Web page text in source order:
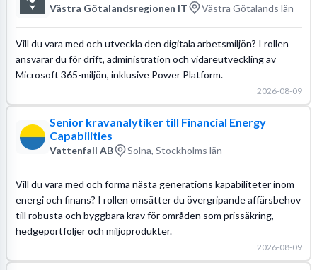
Västra Götalandsregionen IT Västra Götalands län
Vill du vara med och utveckla den digitala arbetsmiljön? I rollen
ansvarar du för drift, administration och vidareutveckling av
Microsoft 365-miljön, inklusive Power Platform.
2026-08-09
Senior kravanalytiker till Financial Energy
Capabilities
Vattenfall AB Solna, Stockholms län
Vill du vara med och forma nästa generations kapabiliteter inom
energi och finans? I rollen omsätter du övergripande affärsbehov
till robusta och byggbara krav för områden som prissäkring,
hedgeportföljer och miljöprodukter.
2026-08-09